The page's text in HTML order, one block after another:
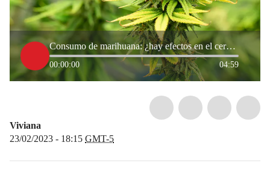
Consumo de marihuana: ¿hay efectos en el cerebro?
00:00:00 04:59
Viviana
23/02/2023 - 18:15 GMT-5